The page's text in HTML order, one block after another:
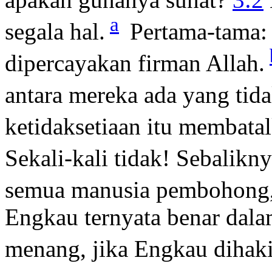
segala hal. a Pertama-
dipercayakan firman Allah.
antara mereka ada yang
ketidaksetiaan itu
Sekali-kali tidak!
semua manusia
Engkau ternyata benar
menang, jika Engkau